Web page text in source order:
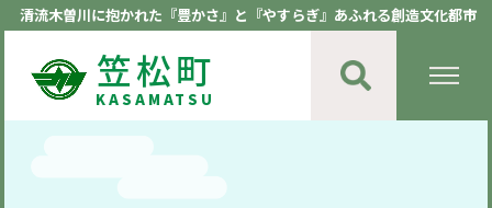
清流木曽川に抱かれた『豊かさ』と『やすらぎ』あふれる創造文化都市
笠松町
KASAMATSU